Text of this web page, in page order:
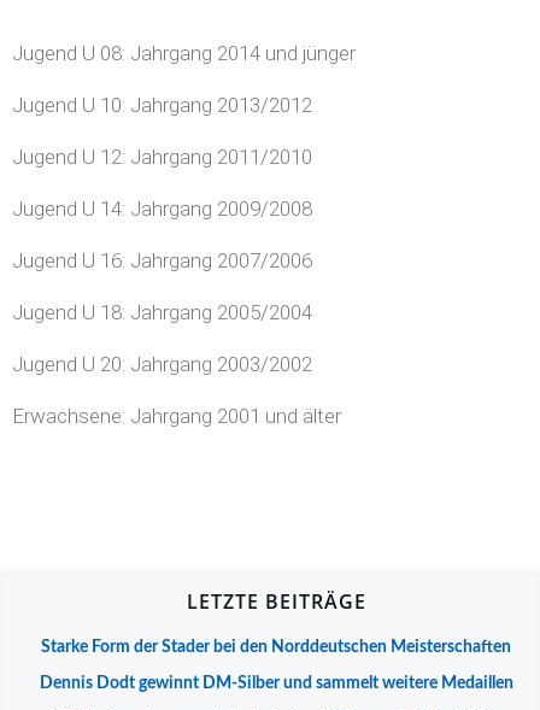
Jugend U 08: Jahrgang 2014 und jünger
Jugend U 10: Jahrgang 2013/2012
Jugend U 12: Jahrgang 2011/2010
Jugend U 14: Jahrgang 2009/2008
Jugend U 16: Jahrgang 2007/2006
Jugend U 18: Jahrgang 2005/2004
Jugend U 20: Jahrgang 2003/2002
Erwachsene: Jahrgang 2001 und älter
LETZTE BEITRÄGE
Starke Form der Stader bei den Norddeutschen Meisterschaften
Dennis Dodt gewinnt DM-Silber und sammelt weitere Medaillen